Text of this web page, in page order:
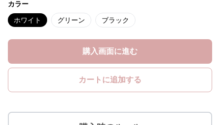
カラー
ホワイト グリーン ブラック
購入画面に進む
カートに追加する